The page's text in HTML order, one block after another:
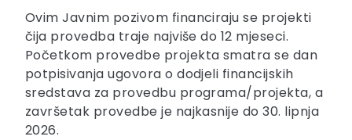
Ovim Javnim pozivom financiraju se projekti
čija provedba traje najviše do 12 mjeseci.
Početkom provedbe projekta smatra se dan
potpisivanja ugovora o dodjeli financijskih
sredstava za provedbu programa/projekta, a
završetak provedbe je najkasnije do 30. lipnja
2026.